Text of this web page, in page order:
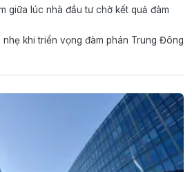
giữa lúc nhà đầu tư chờ kết quả đàm
khi triển vọng đàm phán Trung Đông